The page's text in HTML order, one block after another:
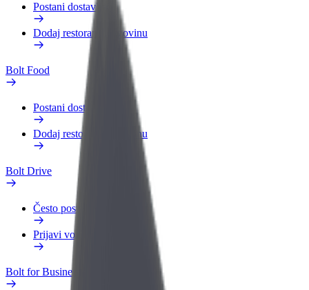
Postani dostavljač
Dodaj restoran ili trgovinu
Bolt Food
Postani dostavljač
Dodaj restoran ili trgovinu
Bolt Drive
Često postavljana pitanja
Prijavi vozilo
Bolt for Business